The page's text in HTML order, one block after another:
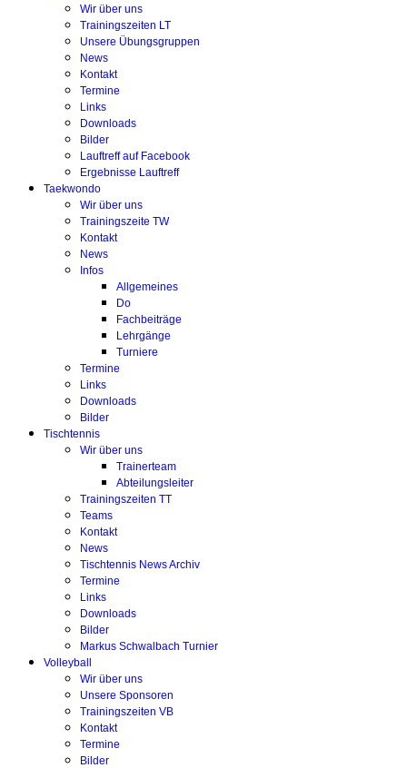
Wir über uns
Trainingszeiten LT
Unsere Übungsgruppen
News
Kontakt
Termine
Links
Downloads
Bilder
Lauftreff auf Facebook
Ergebnisse Lauftreff
Taekwondo
Wir über uns
Trainingszeite TW
Kontakt
News
Infos
Allgemeines
Do
Fachbeiträge
Lehrgänge
Turniere
Termine
Links
Downloads
Bilder
Tischtennis
Wir über uns
Trainerteam
Abteilungsleiter
Trainingszeiten TT
Teams
Kontakt
News
Tischtennis News Archiv
Termine
Links
Downloads
Bilder
Markus Schwalbach Turnier
Volleyball
Wir über uns
Unsere Sponsoren
Trainingszeiten VB
Kontakt
Termine
Bilder